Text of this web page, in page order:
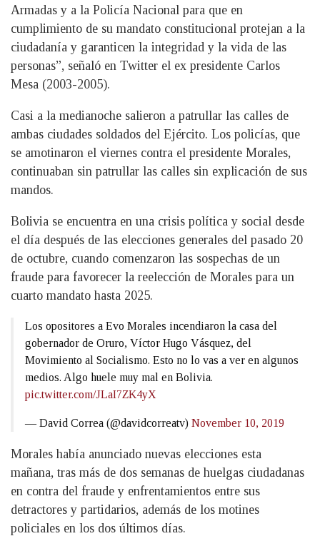
Armadas y a la Policía Nacional para que en
cumplimiento de su mandato constitucional protejan a la
ciudadanía y garanticen la integridad y la vida de las
personas”, señaló en Twitter el ex presidente Carlos
Mesa (2003-2005).
Casi a la medianoche salieron a patrullar las calles de
ambas ciudades soldados del Ejército. Los policías, que
se amotinaron el viernes contra el presidente Morales,
continuaban sin patrullar las calles sin explicación de sus
mandos.
Bolivia se encuentra en una crisis política y social desde
el día después de las elecciones generales del pasado 20
de octubre, cuando comenzaron las sospechas de un
fraude para favorecer la reelección de Morales para un
cuarto mandato hasta 2025.
Los opositores a Evo Morales incendiaron la casa del
gobernador de Oruro, Víctor Hugo Vásquez, del
Movimiento al Socialismo. Esto no lo vas a ver en algunos
medios. Algo huele muy mal en Bolivia.
pic.twitter.com/JLaI7ZK4yX
— David Correa (@davidcorreatv) November 10, 2019
Morales había anunciado nuevas elecciones esta
mañana, tras más de dos semanas de huelgas ciudadanas
en contra del fraude y enfrentamientos entre sus
detractores y partidarios, además de los motines
policiales en los dos últimos días.